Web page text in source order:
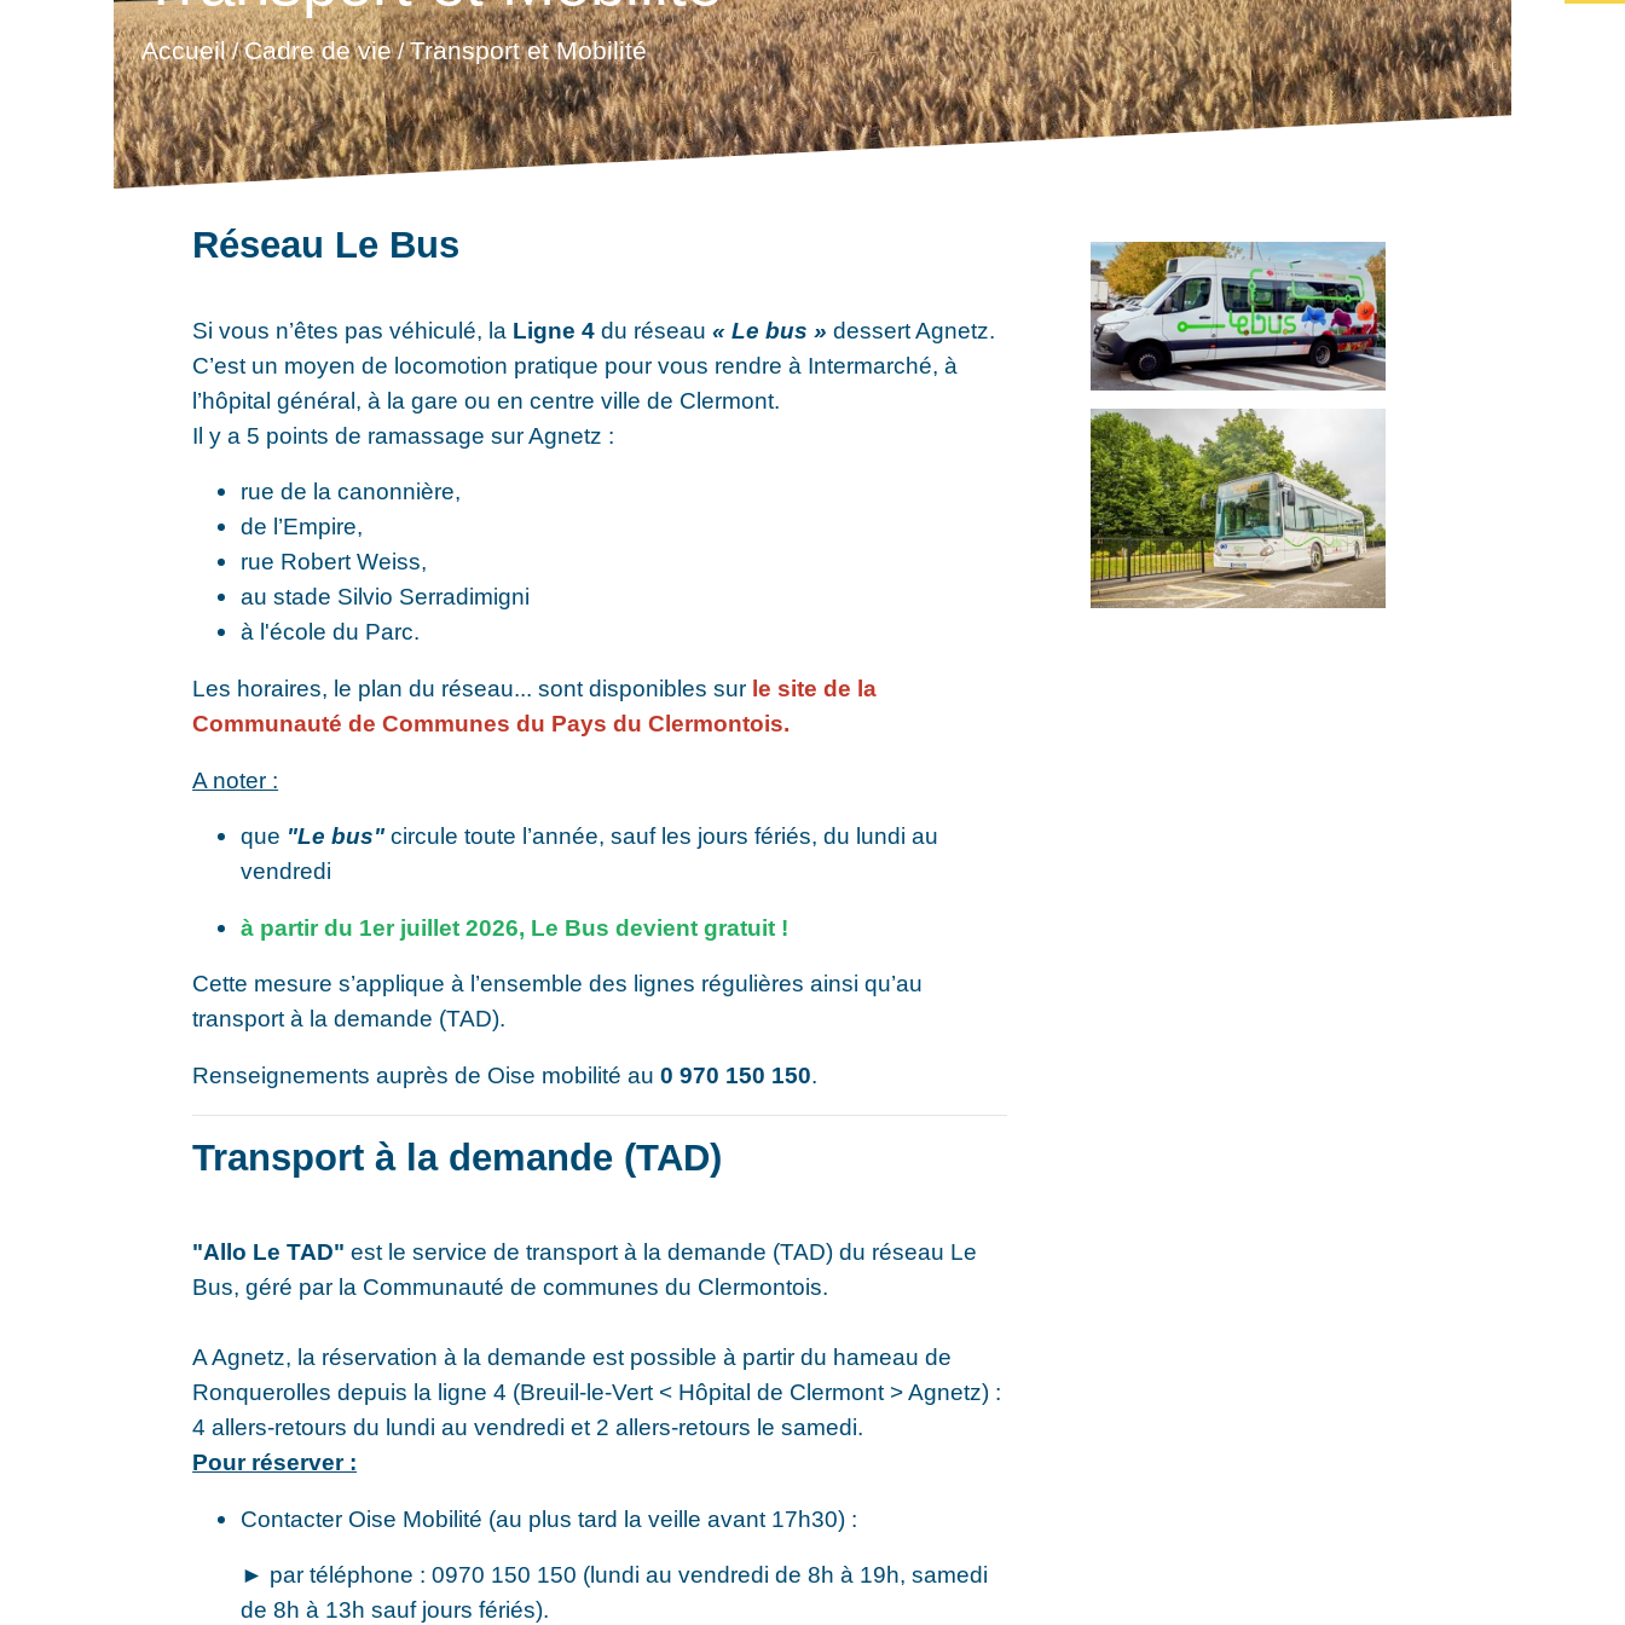
Accueil/Cadre de vie/Transport et Mobilité
Réseau Le Bus
Si vous n’êtes pas véhiculé, la Ligne 4du réseau« Le bus » dessert Agnetz.
C’est un moyen de locomotion pratique pour vous rendre à Intermarché, à
l’hôpital général, à la gare ou en centre ville de Clermont.
Il y a 5 points de ramassage sur Agnetz :
rue de la canonnière,
de l’Empire,
rue Robert Weiss,
au stade Silvio Serradimigni
à l'école du Parc.
Les horaires, le plan du réseau... sont disponibles sur le site de la
Communauté de Communes du Pays du Clermontois.
A noter :
que "Le bus" circule toute l’année, sauf les jours fériés, du lundi au
vendredi
à partir du 1er juillet 2026, Le Bus devient gratuit !
Cette mesure s’applique à l’ensemble des lignes régulières ainsi qu’au
transport à la demande (TAD).
Renseignements auprès de Oise mobilité au0 970 150 150.
Transport à la demande (TAD)
"Allo Le TAD" est le service de transport à la demande (TAD) du réseau Le
Bus, géré par la Communauté de communes du Clermontois.
A Agnetz, la réservation à la demande est possible à partir du hameau de
Ronquerolles depuis la ligne 4 (Breuil-le-Vert < Hôpital de Clermont > Agnetz) :
4 allers-retours du lundi au vendredi et 2 allers-retours le samedi.
Pour réserver :
Contacter Oise Mobilité (au plus tard la veille avant 17h30) :
► par téléphone : 0970 150 150 (lundi au vendredi de 8h à 19h, samedi
de 8h à 13h sauf jours fériés).